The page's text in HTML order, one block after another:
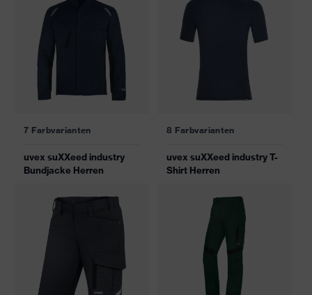
7 Farbvarianten
uvex suXXeed industry
Bundjacke Herren
8 Farbvarianten
uvex suXXeed industry T-
Shirt Herren